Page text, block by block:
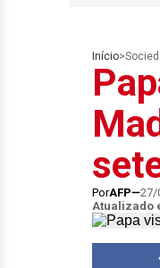
Início>
PorAFP 27/
Atualizado